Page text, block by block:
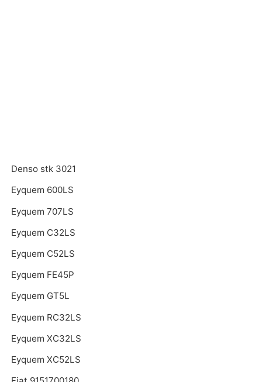
Denso stk 3021
Eyquem 600LS
Eyquem 707LS
Eyquem C32LS
Eyquem C52LS
Eyquem FE45P
Eyquem GT5L
Eyquem RC32LS
Eyquem XC32LS
Eyquem XC52LS